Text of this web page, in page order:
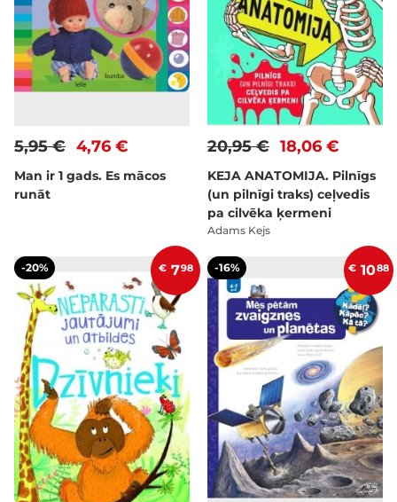
4,76 €
5,95 €
Man ir 1 gads. Es mācos
runāt
18,06 €
20,95 €
KEJA ANATOMIJA. Pilnīgs
(un pilnīgi traks) ceļvedis
pa cilvēka ķermeni
Adams Kejs
-20% € 798 -16% € 1088